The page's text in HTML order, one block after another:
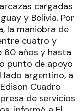
cargadas
y Bolivia. Por
la maniobra de
cuatro y
60 años y hasta
punto de apoyo
lado argentino, a
Cuadro
de servicios